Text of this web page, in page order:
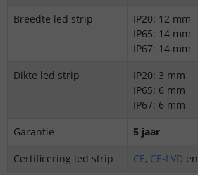
Breedte led strip
IP20: 12 mm
IP65: 14 mm
IP67: 14 mm
Dikte led strip
IP20: 3 mm
IP65: 6 mm
IP67: 6 mm
Garantie
5 jaar
Certificering led strip
CE, CE-LVD en